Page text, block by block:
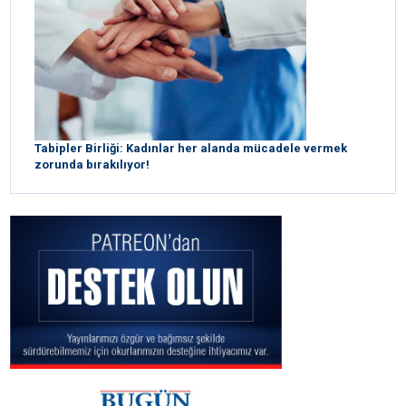
Tabipler Birliği: Kadınlar her alanda mücadele vermek
zorunda bırakılıyor!